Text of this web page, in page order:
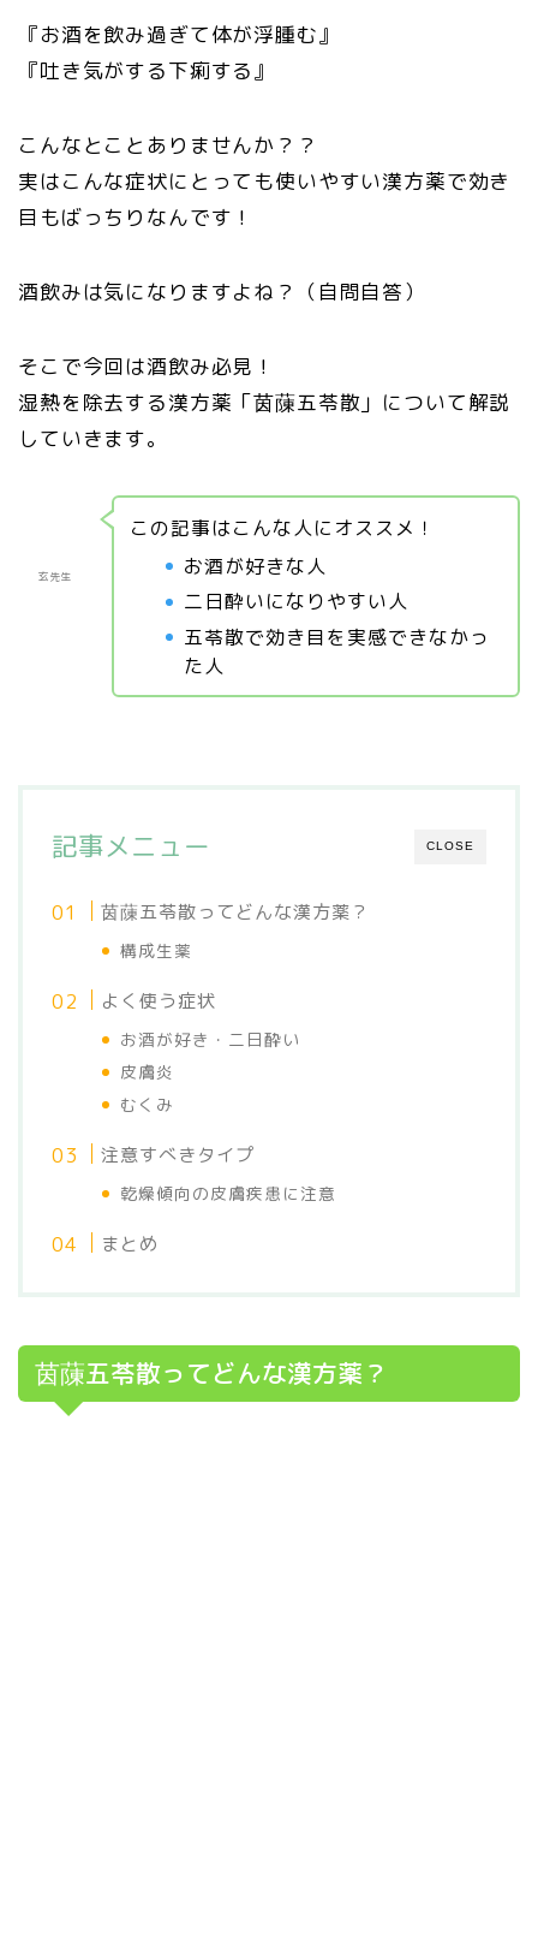
『お酒を飲み過ぎて体が浮腫む』
『吐き気がする下痢する』
こんなとことありませんか？？
実はこんな症状にとっても使いやすい漢方薬で効き
目もばっちりなんです！
酒飲みは気になりますよね？（自問自答）
そこで今回は酒飲み必見！
湿熱を除去する漢方薬「茵蔯五苓散」について解説
していきます。
玄先生
この記事はこんな人にオススメ！
お酒が好きな人
二日酔いになりやすい人
五苓散で効き目を実感できなかっ
た人
CLOSE
記事メニュー
茵蔯五苓散ってどんな漢方薬？
構成生薬
よく使う症状
お酒が好き・二日酔い
皮膚炎
むくみ
注意すべきタイプ
乾燥傾向の皮膚疾患に注意
まとめ
茵蔯五苓散ってどんな漢方薬？